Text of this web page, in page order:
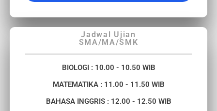
Jadwal Ujian
SMA/MA/SMK
BIOLOGI : 10.00 - 10.50 WIB
MATEMATIKA : 11.00 - 11.50 WIB
BAHASA INGGRIS : 12.00 - 12.50 WIB